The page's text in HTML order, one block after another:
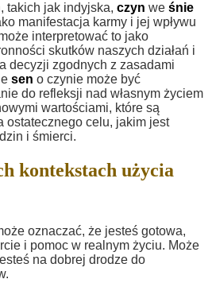
takich jak indyjska, czyn we śnie
manifestacja karmy i jej wpływu
interpretować to jako
skutków naszych działań i
decyzji zgodnych z zasadami
sen o czynie może być
do refleksji nad własnym życiem
wartościami, które są
ostatecznego celu, jakim jest
i śmierci.
kontekstach użycia
oznaczać, że jesteś gotowa,
i pomoc w realnym życiu. Może
na dobrej drodze do